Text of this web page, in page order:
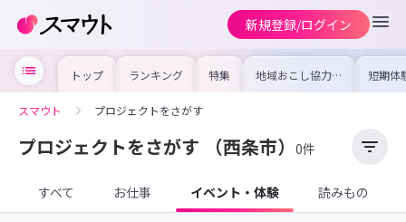
新規登録/ログイン
トップ ランキング 特集 地域おこし協力隊
の求人やイベント
を集めました！仕
けよう
短期体
り〜数
域を知
スマウト プロジェクトをさがす
プロジェクトをさがす （西条市） 0件
すべて お仕事 イベント・体験 読みもの